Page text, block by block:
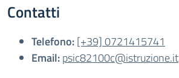
Contatti
Telefono:[+39] 0721415741
Email:psic82100c@istruzione.it